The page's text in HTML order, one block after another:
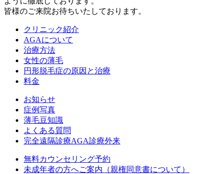
皆様のご来院お待ちいたしております。
クリニック紹介
AGAについて
治療方法
女性の薄毛
円形脱毛症の原因と治療
料金
お知らせ
症例写真
薄毛豆知識
よくある質問
完全遠隔診療AGA診療外来
無料カウンセリング予約
未成年者の方へご案内（親権同意書について）